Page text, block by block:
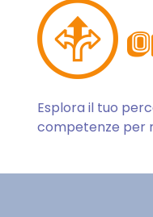
Esplora il tuo
competenze per